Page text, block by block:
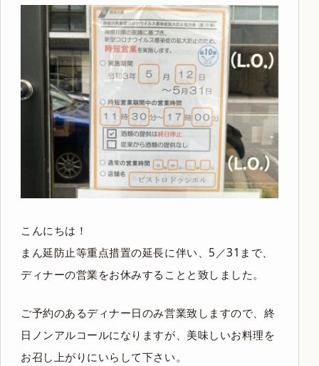
こんにちは！
まん延防止等重点措置の延長に伴い、5／31まで、
ディナーの営業をお休みすることと致しました。
ご予約のあるディナー日のみ営業致しますので、終
日ノンアルコールになりますが、美味しいお料理を
お召し上がりにいらして下さい。